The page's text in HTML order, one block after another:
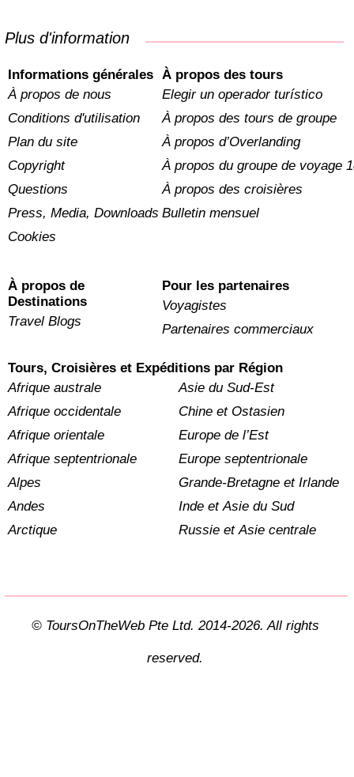
Plus d'information
Informations générales
À propos de nous
Conditions d'utilisation
Plan du site
Copyright
Questions
Press, Media, Downloads
Cookies
À propos des tours
Elegir un operador turístico
À propos des tours de groupe
À propos d’Overlanding
À propos du groupe de voyage
À propos des croisières
Bulletin mensuel
À propos de
Destinations
Travel Blogs
Pour les partenaires
Voyagistes
Partenaires commerciaux
Tours, Croisières et Expéditions par Région
Afrique australe
Afrique occidentale
Afrique orientale
Afrique septentrionale
Alpes
Andes
Arctique
Asie du Sud-Est
Chine et Ostasien
Europe de l’Est
Europe septentrionale
Grande-Bretagne et Irlande
Inde et Asie du Sud
Russie et Asie centrale
© ToursOnTheWeb Pte Ltd. 2014-2026. All rights
reserved.